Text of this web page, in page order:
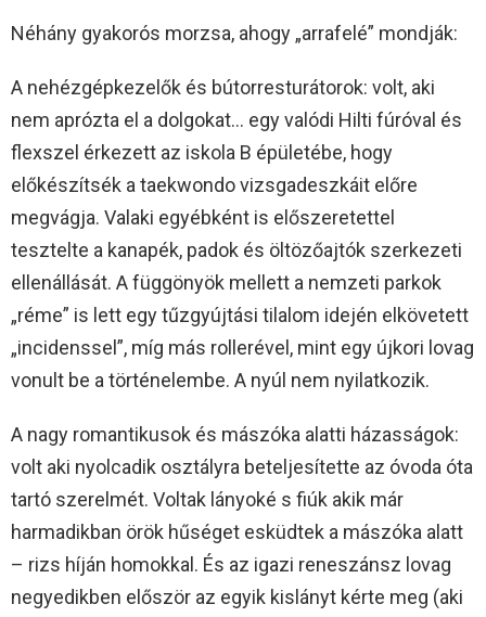
Néhány gyakorós morzsa, ahogy „arrafelé” mondják:
A nehézgépkezelők és bútorresturátorok: volt, aki
nem aprózta el a dolgokat… egy valódi Hilti fúróval és
flexszel érkezett az iskola B épületébe, hogy
előkészítsék a taekwondo vizsgadeszkáit előre
megvágja. Valaki egyébként is előszeretettel
tesztelte a kanapék, padok és öltözőajtók szerkezeti
ellenállását. A függönyök mellett a nemzeti parkok
„réme” is lett egy tűzgyújtási tilalom idején elkövetett
„incidenssel”, míg más rollerével, mint egy újkori lovag
vonult be a történelembe. A nyúl nem nyilatkozik.
A nagy romantikusok és mászóka alatti házasságok:
volt aki nyolcadik osztályra beteljesítette az óvoda óta
tartó szerelmét. Voltak lányoké s fiúk akik már
harmadikban örök hűséget esküdtek a mászóka alatt
– rizs híján homokkal. És az igazi reneszánsz lovag
negyedikben először az egyik kislányt kérte meg (aki